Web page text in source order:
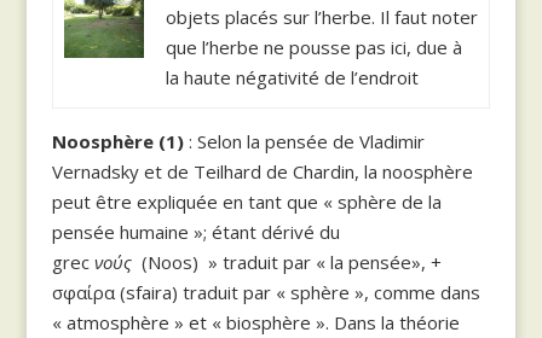
objets placés sur l’herbe. Il faut noter
que l’herbe ne pousse pas ici, due à
la haute négativité de l’endroit
Noosphère (1): Selon la pensée de Vladimir
Vernadsky et de Teilhard de Chardin, la noosphère
peut être expliquée en tant que « sphère de la
pensée humaine »; étant dérivé du
grec νούς (Noos) » traduit par « la pensée», +
σφαίρα (sfaira) traduit par « sphère », comme dans
« atmosphère » et « biosphère ». Dans la théorie